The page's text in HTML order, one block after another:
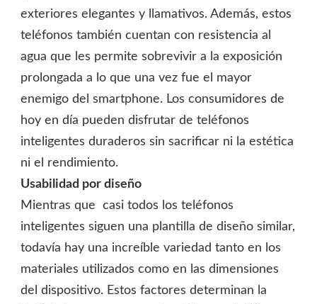
exteriores elegantes y llamativos. Además, estos
teléfonos también cuentan con resistencia al
agua que les permite sobrevivir a la exposición
prolongada a lo que una vez fue el mayor
enemigo del smartphone. Los consumidores de
hoy en día pueden disfrutar de teléfonos
inteligentes duraderos sin sacrificar ni la estética
ni el rendimiento.
Usabilidad por diseño
Mientras que casi todos los teléfonos
inteligentes siguen una plantilla de diseño similar,
todavía hay una increíble variedad tanto en los
materiales utilizados como en las dimensiones
del dispositivo. Estos factores determinan la